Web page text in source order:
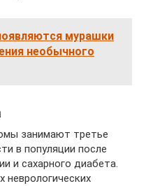
мурашки
необычного
занимают третье
в популяции после
и сахарного диабета.
неврологических